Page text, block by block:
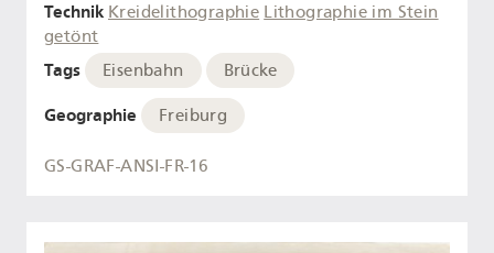
Technik Kreidelithographie Lithographie im Stein
getönt
Tags Eisenbahn Brücke
Geographie Freiburg
GS-GRAF-ANSI-FR-16